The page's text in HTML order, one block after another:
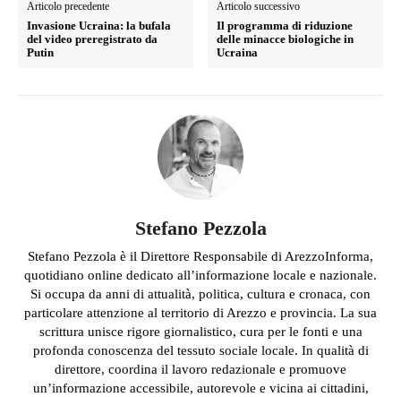
Articolo precedente
Invasione Ucraina: la bufala
del video preregistrato da
Putin
Articolo successivo
Il programma di riduzione
delle minacce biologiche in
Ucraina
Stefano Pezzola
Stefano Pezzola è il Direttore Responsabile di ArezzoInforma,
quotidiano online dedicato all’informazione locale e nazionale.
Si occupa da anni di attualità, politica, cultura e cronaca, con
particolare attenzione al territorio di Arezzo e provincia. La sua
scrittura unisce rigore giornalistico, cura per le fonti e una
profonda conoscenza del tessuto sociale locale. In qualità di
direttore, coordina il lavoro redazionale e promuove
un’informazione accessibile, autorevole e vicina ai cittadini,